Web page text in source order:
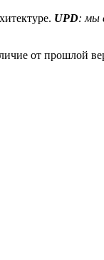
UPD: мы
от прошлой